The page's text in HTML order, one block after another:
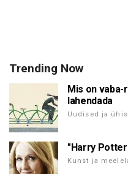
Trending Now
Mis on
lahendada
Uudised ja
"Harry
Kunst ja